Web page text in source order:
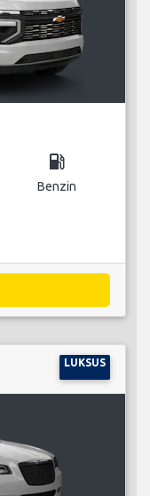
local_gas_station
Benzin
LUKSUS